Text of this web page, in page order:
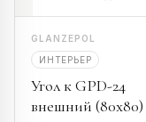
GLANZEPOL
ИНТЕРЬЕР
Угол к GPD-24
внешний